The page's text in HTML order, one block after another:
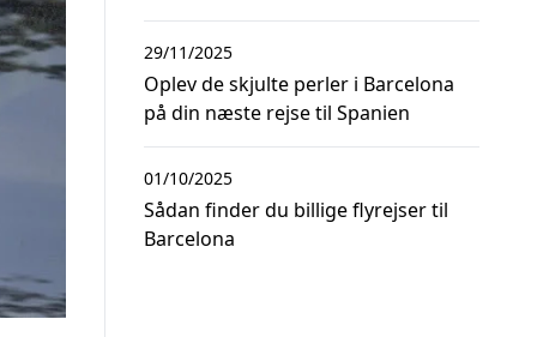
Oplev de skjulte perler i Barcelona
på din næste rejse til Spanien
29/11/2025
Sådan finder du billige flyrejser til
Barcelona
01/10/2025